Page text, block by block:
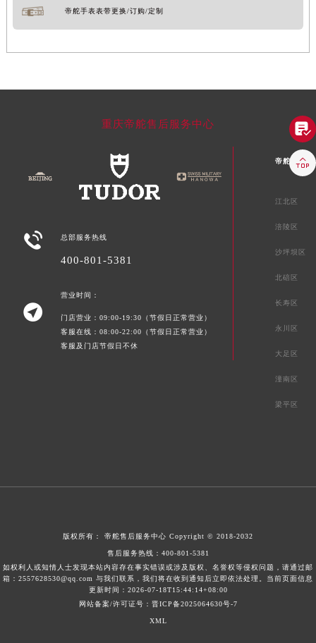
帝舵手表表带更换/订购/定制
重庆帝舵售后服务中心
 总部服务热线
400-801-5381

营业时间：
门店营业：09:00-19:30（节假日正常营业）
客服在线：08:00-22:00（节假日正常营业）
客服及门店节假日不休
帝舵重庆市
江北区
涪陵区
沙坪坝区
北碚区
长寿区
永川区
大足区
潼南区
梁平区
版权所有： 帝舵售后服务中心 Copyright © 2018-2032
售后服务热线： 400-801-5381
如权利人或知情人士发现本站内容存在事实错误或涉及版权、名誉权等侵权问题，请通过邮
箱：2557628530@qq.com 与我们联系，我们将在收到通知后立即依法处理。当前页面信息
更新时间：2026-07-18T15:44:14+08:00
网站备案/许可证号：晋ICP备2025064630号-7
XML

